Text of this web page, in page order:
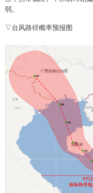
弱。
▽台风路径概率预报图